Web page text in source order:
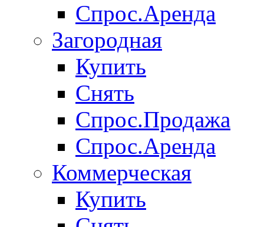
Спрос.Аренда
Загородная
Купить
Снять
Спрос.Продажа
Спрос.Аренда
Коммерческая
Купить